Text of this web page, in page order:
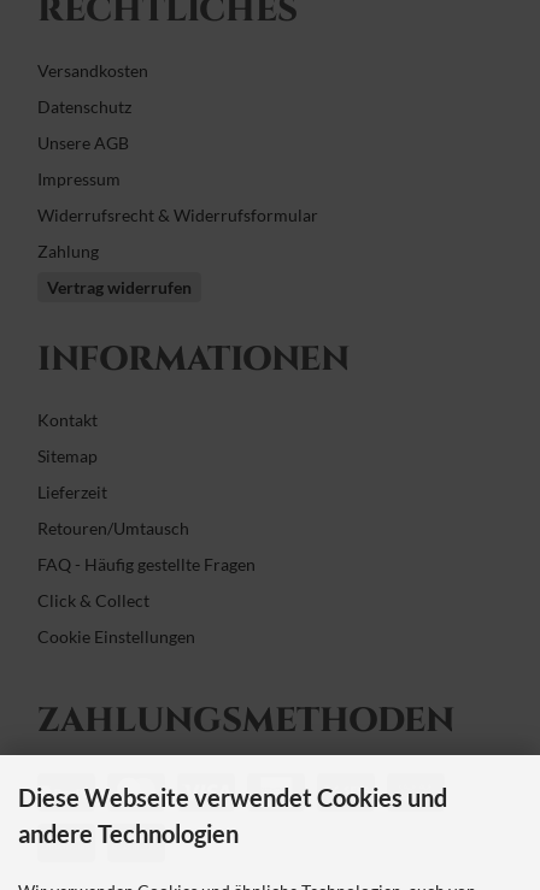
RECHTLICHES
Versandkosten
Datenschutz
Unsere AGB
Impressum
Widerrufsrecht & Widerrufsformular
Zahlung
Vertrag widerrufen
INFORMATIONEN
Kontakt
Sitemap
Lieferzeit
Retouren/Umtausch
FAQ - Häufig gestellte Fragen
Click & Collect
Cookie Einstellungen
ZAHLUNGS­METHODEN
Diese Webseite verwendet Cookies und
andere Technologien